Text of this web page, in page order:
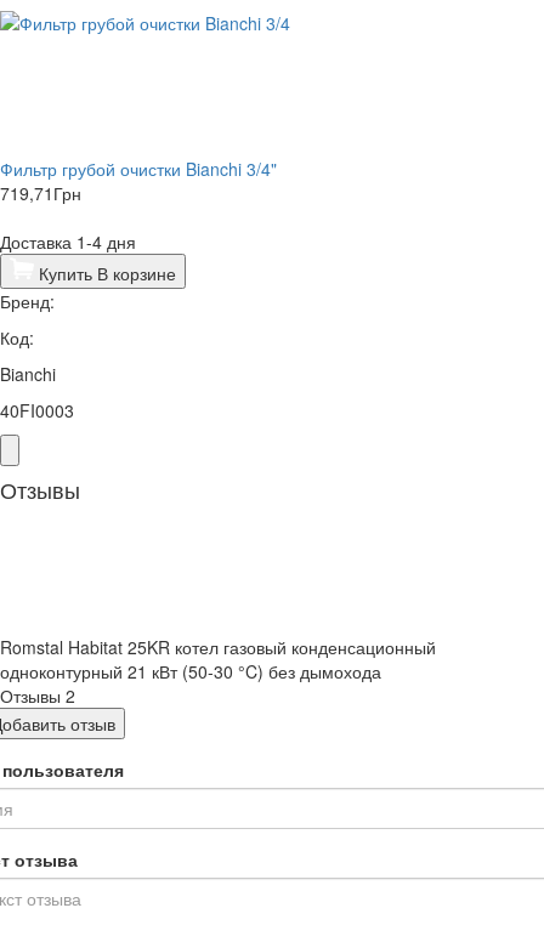
Фильтр грубой очистки Bianchi 3/4"
719,71 Грн
Доставка 1-4 дня
Купить В корзине
Бренд:
Код:
Bianchi
40FI0003
Отзывы
Romstal Habitat 25KR котел газовый конденсационный
одноконтурный 21 кВт (50-30 °C) без дымохода
Отзывы 2
отзыв
отзыва